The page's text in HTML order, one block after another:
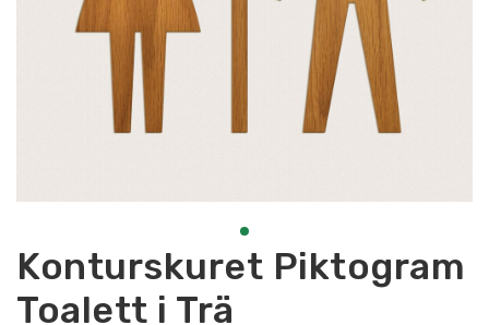
Konturskuret Piktogram
Toalett i Trä